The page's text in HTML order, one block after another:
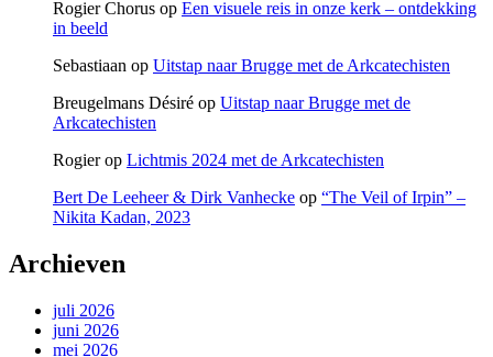
Rogier Chorus op Een visuele reis in onze kerk – ontdekking
in beeld
Sebastiaan op Uitstap naar Brugge met de Arkcatechisten
Breugelmans Désiré op Uitstap naar Brugge met de
Arkcatechisten
Rogierop Lichtmis 2024 met de Arkcatechisten
Bert De Leeheer & Dirk Vanhecke op “The Veil of Irpin” –
Nikita Kadan, 2023
Archieven
juli 2026
juni 2026
mei 2026